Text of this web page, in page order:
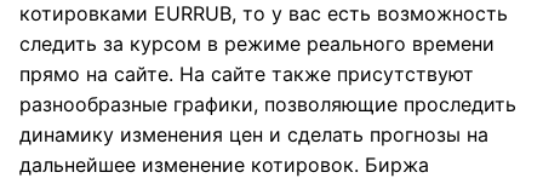
котировками EURRUB, то у вас есть возможность
следить за курсом в режиме реального времени
прямо на сайте. На сайте также присутствуют
разнообразные графики, позволяющие проследить
динамику изменения цен и сделать прогнозы на
дальнейшее изменение котировок. Биржа